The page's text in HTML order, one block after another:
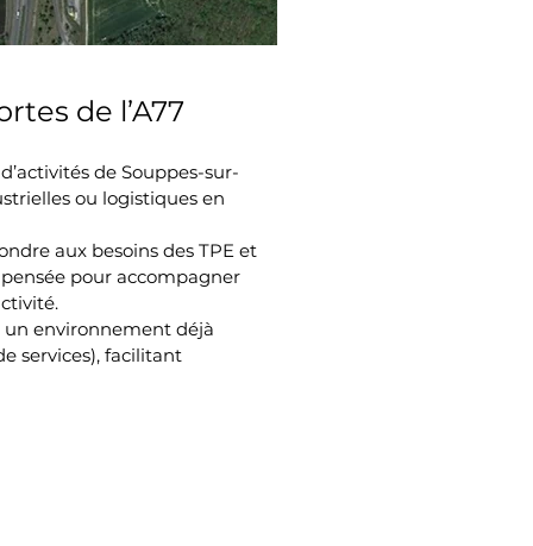
de l’A77
de Souppes-sur-
ou logistiques en
aux besoins des TPE et
pour accompagner
un environnement déjà
services), facilitant